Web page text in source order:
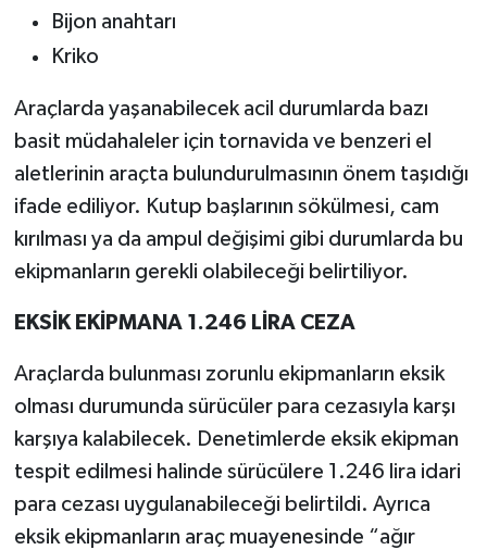
Bijon anahtarı
Kriko
Araçlarda yaşanabilecek acil durumlarda bazı
basit müdahaleler için tornavida ve benzeri el
aletlerinin araçta bulundurulmasının önem taşıdığı
ifade ediliyor. Kutup başlarının sökülmesi, cam
kırılması ya da ampul değişimi gibi durumlarda bu
ekipmanların gerekli olabileceği belirtiliyor.
EKSİK EKİPMANA 1.246 LİRA CEZA
Araçlarda bulunması zorunlu ekipmanların eksik
olması durumunda sürücüler para cezasıyla karşı
karşıya kalabilecek. Denetimlerde eksik ekipman
tespit edilmesi halinde sürücülere 1.246 lira idari
para cezası uygulanabileceği belirtildi. Ayrıca
eksik ekipmanların araç muayenesinde “ağır